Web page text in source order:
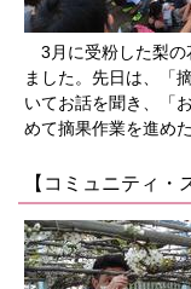
3月に受粉した梨の
ました。先日は、「
いてお話を聞き、「
めて摘果作業を進め
【コミュニティ